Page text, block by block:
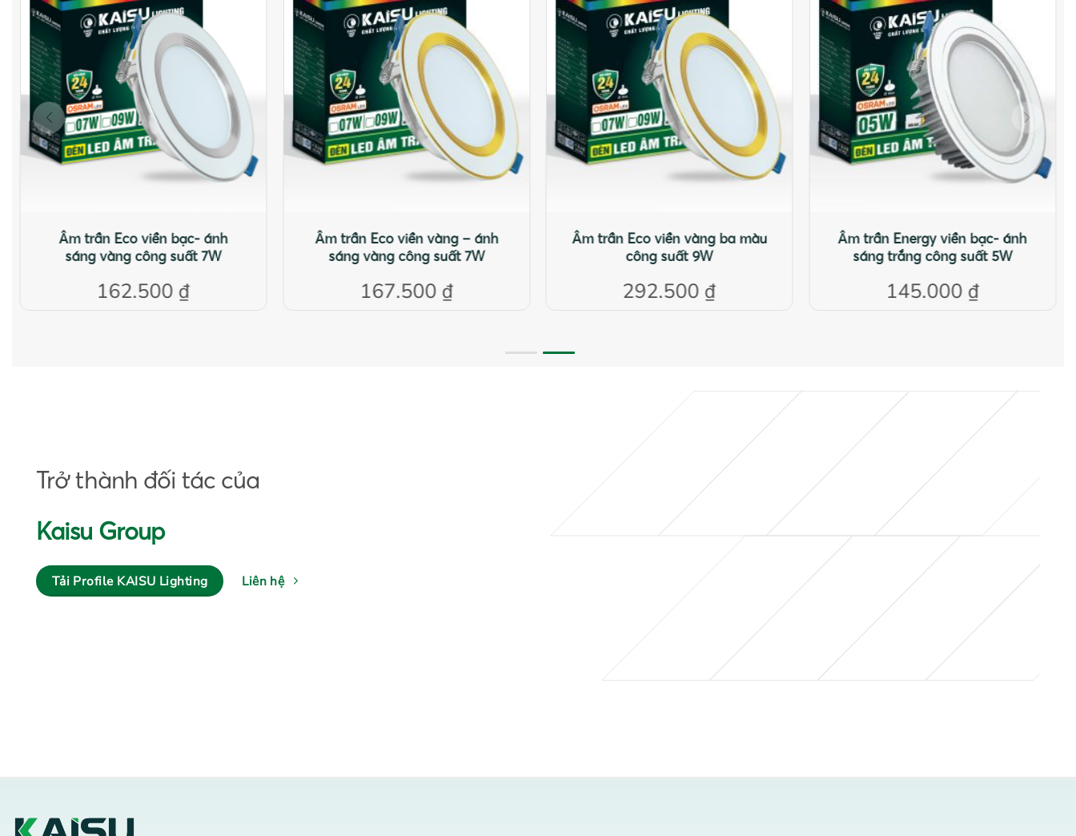
Âm trần Eco viền bạc- ánh
sáng vàng công suất 7W
162.500 ₫
Âm trần Eco viền vàng – ánh
sáng vàng công suất 7W
167.500 ₫
Âm trần Eco viền vàng ba màu
công suất 9W
292.500 ₫
Âm trần Energy viền bạc- ánh
sáng trắng công suất 5W
145.000 ₫
Trở thành đối tác của
Kaisu Group
Tải Profile KAISU Lighting Liên hệ